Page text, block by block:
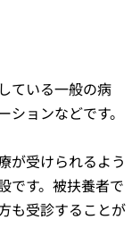
ている一般の病
ョンなどです。
が受けられるよう
です。被扶養者で
も受診することが